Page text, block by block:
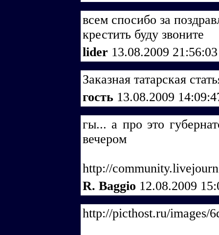
всем спосибо за
крестить буду звоните
lider 13.08.2009
Заказная татарская
гость 13.08.2009
гы... а про это
вечером
http://
R. Baggio 12.08.2009
http://picthost.ru/images/